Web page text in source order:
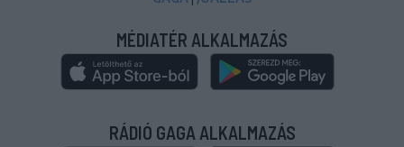
MÉDIATÉR ALKALMAZÁS
RÁDIÓ GAGA ALKALMAZÁS